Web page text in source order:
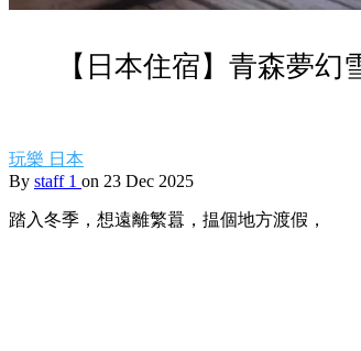
【日本住宿】青森夢
玩樂 日本
By staff 1 on 23 Dec 2025
踏入冬季，想遠離繁囂，揾個地方渡假，